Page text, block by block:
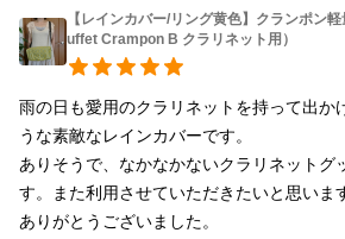
【レインカバー/リング黄色】クランポン
uffet Crampon B クラリネット用）
雨の日も愛用のクラリネットを持って出か
うな素敵なレインカバーです。
ありそうで、なかなかないクラリネットグ
す。また利用させていただきたいと思いま
ありがとうございました。